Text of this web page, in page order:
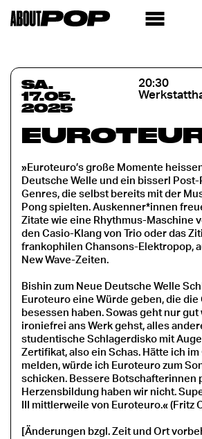
SA.
17.05.
2025
20:30
»Euroteuro’s große Momente
Deutsche Welle und ein bisserl Post-
Genres, die selbst bereits mit der
Pong spielten. Auskenner*innen
Zitate wie eine Rhythmus-Maschine
den Casio-Klang von Trio oder das
frankophilen Chansons-Elektropop,
New Wave-Zeiten.
Bishin zum Neue Deutsche Welle
Euroteuro eine Würde geben, die die
besessen haben. Sowas geht nur
ironiefrei ans Werk gehst, alles
studentische Schlagerdisko mit
Zertifikat, also ein Schas. Hätte ich im
melden, würde ich Euroteuro zum
schicken. Bessere Botschafterinnen
Herzensbildung haben wir nicht.
III mittlerweile von Euroteuro.« (Fritz
[Änderungen bzgl. Zeit und Ort